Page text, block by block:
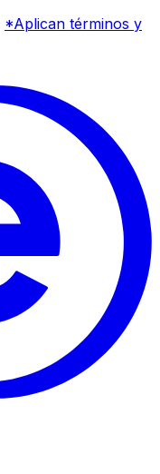
*Aplican términos y